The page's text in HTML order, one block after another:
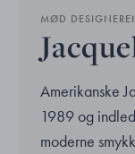
MØD
Amerikanske
1989 og
moderne